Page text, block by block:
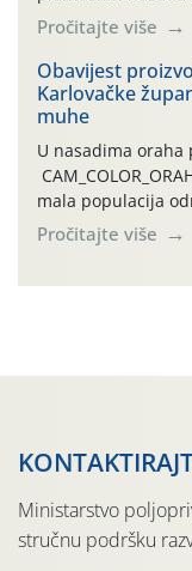
leta i ovogodišnjoj
orahove muhe
traje drugi
izražen zadnja
temperature zraka
Pročitajte više
Obavijest
Karlovačke
muhe
U nasadima oraha
mala populacija
(Rhagoletis
činjenicom da je
Pročitajte više
Ministarstvo
stručnu podršku